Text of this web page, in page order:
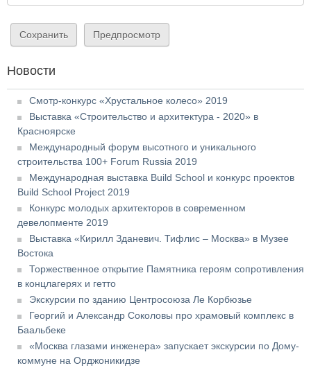
Новости
Смотр-конкурс «Хрустальное колесо» 2019
Выставка «Строительство и архитектура - 2020» в
Красноярске
Международный форум высотного и уникального
строительства 100+ Forum Russia 2019
Международная выставка Build School и конкурс проектов
Build School Project 2019
Конкурс молодых архитекторов в современном
девелопменте 2019
Выставка «Кирилл Зданевич. Тифлис – Москва» в Музее
Востока
Торжественное открытие Памятника героям сопротивления
в концлагерях и гетто
Экскурсии по зданию Центросоюза Ле Корбюзье
Георгий и Александр Соколовы про храмовый комплекс в
Баальбеке
«Москва глазами инженера» запускает экскурсии по Дому-
коммуне на Орджоникидзе